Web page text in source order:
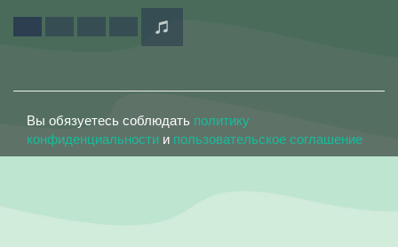
Вы обязуетесь соблюдать политику
конфиденциальности и пользовательское соглашение